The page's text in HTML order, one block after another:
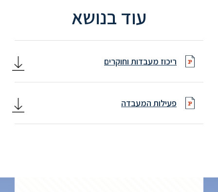
עוד בנושא
ריכוז מעבדות וחוקרים
פעילות המעבדה